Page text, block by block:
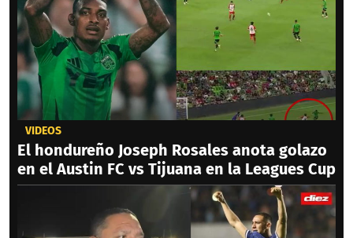
VIDEOS
El hondureño Joseph Rosales anota golazo
en el Austin FC vs Tijuana en la Leagues Cup